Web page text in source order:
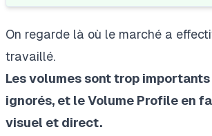
On regarde là où le marché a
travaillé.
Les volumes sont trop
ignorés, et le Volume Profile en
visuel et direct.